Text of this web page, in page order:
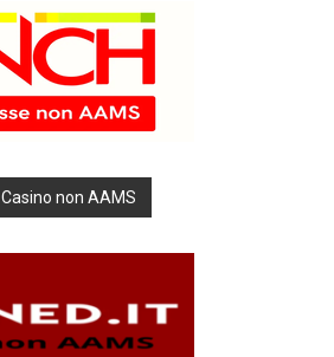
Casino non AAMS